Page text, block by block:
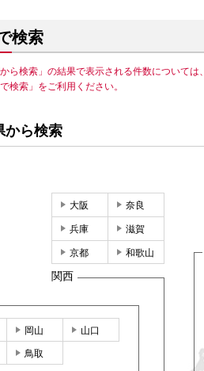
検索
から検索」の結果で表示される件数について
検索」をご利用ください。
から検索
大阪 奈良
兵庫 滋賀
京都 和歌山
関西
岡山 山口
鳥取